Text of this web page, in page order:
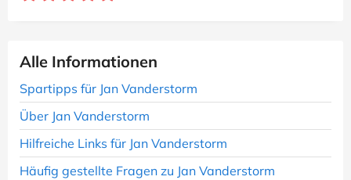
Alle Informationen
Spartipps für Jan Vanderstorm
Über Jan Vanderstorm
Hilfreiche Links für Jan Vanderstorm
Häufig gestellte Fragen zu Jan Vanderstorm